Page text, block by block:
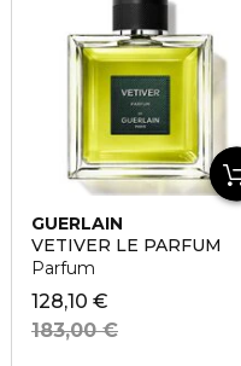
GUERLAIN
VETIVER LE PARFUM
Parfum
128,10 €
183,00 €